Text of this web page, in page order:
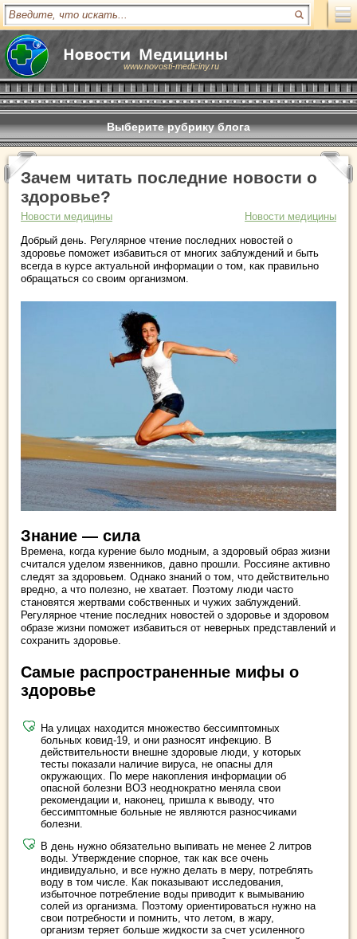
www.novosti-mediciny.ru
Выберите рубрику блога
Зачем читать последние новости о
здоровье?
Новости медицины
Новости медицины
Добрый день. Регулярное чтение последних новостей о
здоровье поможет избавиться от многих заблуждений и быть
всегда в курсе актуальной информации о том, как правильно
обращаться со своим организмом.
Знание — сила
Времена, когда курение было модным, а здоровый образ жизни
считался уделом язвенников, давно прошли. Россияне активно
следят за здоровьем. Однако знаний о том, что действительно
вредно, а что полезно, не хватает. Поэтому люди часто
становятся жертвами собственных и чужих заблуждений.
Регулярное чтение последних новостей о здоровье и здоровом
образе жизни поможет избавиться от неверных представлений и
сохранить здоровье.
Самые распространенные мифы о
здоровье
На улицах находится множество бессимптомных
больных ковид-19, и они разносят инфекцию. В
действительности внешне здоровые люди, у которых
тесты показали наличие вируса, не опасны для
окружающих. По мере накопления информации об
опасной болезни ВОЗ неоднократно меняла свои
рекомендации и, наконец, пришла к выводу, что
бессимптомные больные не являются разносчиками
болезни.
В день нужно обязательно выпивать не менее 2 литров
воды. Утверждение спорное, так как все очень
индивидуально, и все нужно делать в меру, потреблять
воду в том числе. Как показывают исследования,
избыточное потребление воды приводит к вымыванию
солей из организма. Поэтому ориентироваться нужно на
свои потребности и помнить, что летом, в жару,
организм теряет больше жидкости за счет усиленного